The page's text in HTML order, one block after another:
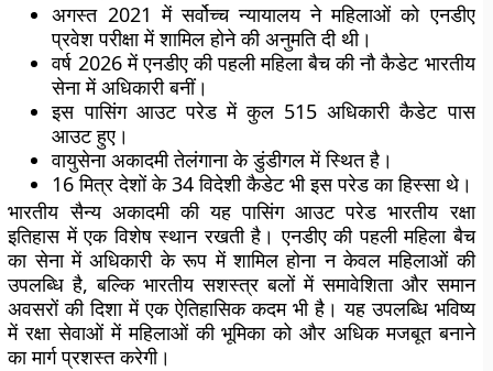
अगस्त 2021 में सर्वोच्च न्यायालय ने महिलाओं को एनडीए
प्रवेश परीक्षा में शामिल होने की अनुमति दी थी।
वर्ष 2026 में एनडीए की पहली महिला बैच की नौ कैडेट भारतीय
सेना में अधिकारी बनीं।
इस पासिंग आउट परेड में कुल 515 अधिकारी कैडेट पास
आउट हुए।
वायुसेना अकादमी तेलंगाना के डुंडीगल में स्थित है।
16 मित्र देशों के 34 विदेशी कैडेट भी इस परेड का हिस्सा थे।
भारतीय सैन्य अकादमी की यह पासिंग आउट परेड भारतीय रक्षा
इतिहास में एक विशेष स्थान रखती है। एनडीए की पहली महिला बैच
का सेना में अधिकारी के रूप में शामिल होना न केवल महिलाओं की
उपलब्धि है, बल्कि भारतीय सशस्त्र बलों में समावेशिता और समान
अवसरों की दिशा में एक ऐतिहासिक कदम भी है। यह उपलब्धि भविष्य
में रक्षा सेवाओं में महिलाओं की भूमिका को और अधिक मजबूत बनाने
का मार्ग प्रशस्त करेगी।